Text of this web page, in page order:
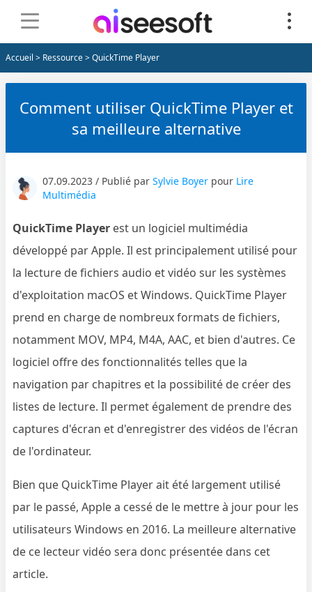
Accueil > Ressource> QuickTime Player
Comment utiliser QuickTime Player et
sa meilleure alternative
07.09.2023 / Publié parSylvie Boyer pour Lire
Multimédia
QuickTime Player est un logiciel multimédia
développé par Apple. Il est principalement utilisé pour
la lecture de fichiers audio et vidéo sur les systèmes
d'exploitation macOS et Windows. QuickTime Player
prend en charge de nombreux formats de fichiers,
notamment MOV, MP4, M4A, AAC, et bien d'autres. Ce
logiciel offre des fonctionnalités telles que la
navigation par chapitres et la possibilité de créer des
listes de lecture. Il permet également de prendre des
captures d'écran et d'enregistrer des vidéos de l'écran
de l'ordinateur.
Bien que QuickTime Player ait été largement utilisé
par le passé, Apple a cessé de le mettre à jour pour les
utilisateurs Windows en 2016. La meilleure alternative
de ce lecteur vidéo sera donc présentée dans cet
article.